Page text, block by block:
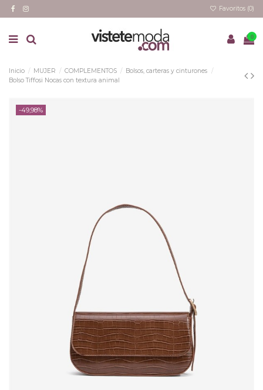
Favoritos (0)
0
Inicio MUJER COMPLEMENTOS
Bolsos, carteras y cinturones
Bolso Tiffosi Nocas con textura animal
-49,98%